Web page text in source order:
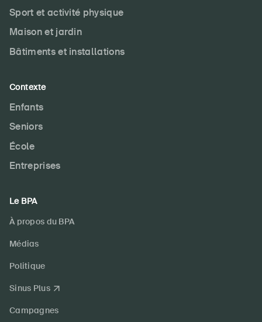
Sport et activité physique
Maison et jardin
Bâtiments et installations
Contexte
Enfants
Seniors
École
Entreprises
Le BPA
À propos du BPA
Médias
Politique
Sinus Plus
Campagnes